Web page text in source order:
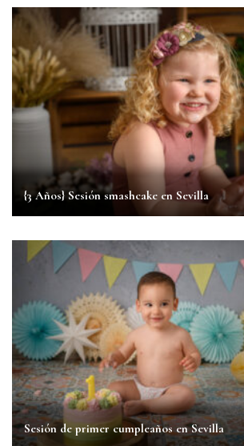
{3 Años} Sesión smashcake en Sevilla
Sesión de primer cumpleaños en Sevilla